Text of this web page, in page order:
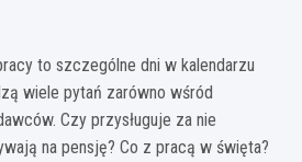
to szczególne dni w kalendarzu
wiele pytań zarówno wśród
Czy przysługuje za nie
na pensję? Co z pracą w święta?